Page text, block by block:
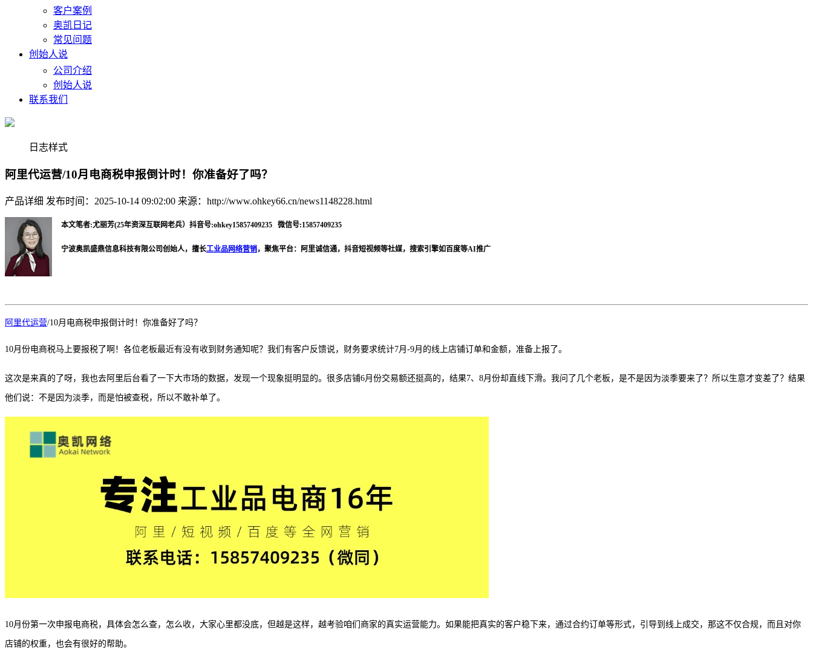
客户案例
奥凯日记
常见问题
创始人说
公司介绍
创始人说
联系我们
日志样式
阿里代运营/10月电商税申报倒计时！你准备好了吗？
产品详细 发布时间：2025-10-14 09:02:00 来源：http://www.ohkey66.cn/news1148228.html
本文笔者:尤丽芳(25年资深互联网老兵）抖音号:ohkey15857409235 微信号:15857409235
宁波奥凯盛鼎信息科技有限公司创始人，擅长工业品网络营销，聚焦平台：阿里诚信通，抖音短视频等社媒，搜索引擎如百度等AI推广
阿里代运营/1 0月电商税申报倒计时！你准备好了吗？
10月份电商税马上要报税了啊！各位老板最近有没有收到财务通知呢？我们有客户反馈说，财务要求统计7月-9月的线上店铺订单和金额，准备上报了。
这次是来真的了呀，我也去阿里后台看了一下大市场的数据，发现一个现象挺明显的。很多店铺6月份交易额还挺高的，结果7、8月份却直线下滑。我问了几个老板，是不是因为淡季要来了？所以生意才变差了？结果
他们说：不是因为淡季，而是怕被查税，所以不敢补单了。
10月份第一次申报电商税，具体会怎么查，怎么收，大家心里都没底，但越是这样，越考验咱们商家的真实运营能力。如果能把真实的客户稳下来，通过合约订单等形式，引导到线上成交，那这不仅合规，而且对你
店铺的权重，也会有很好的帮助。